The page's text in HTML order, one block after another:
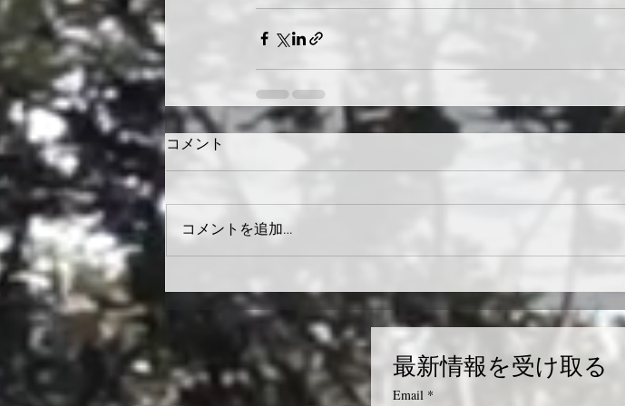
コメント
コメントを追加…
最新情報を受け取る
Email *